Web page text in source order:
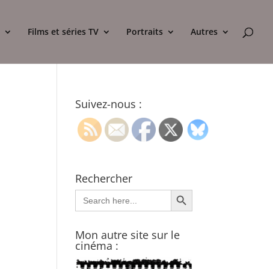
Films et séries TV Portraits Autres
Suivez-nous :
Rechercher
Search
for:
Search Button
Mon autre site sur le
cinéma :